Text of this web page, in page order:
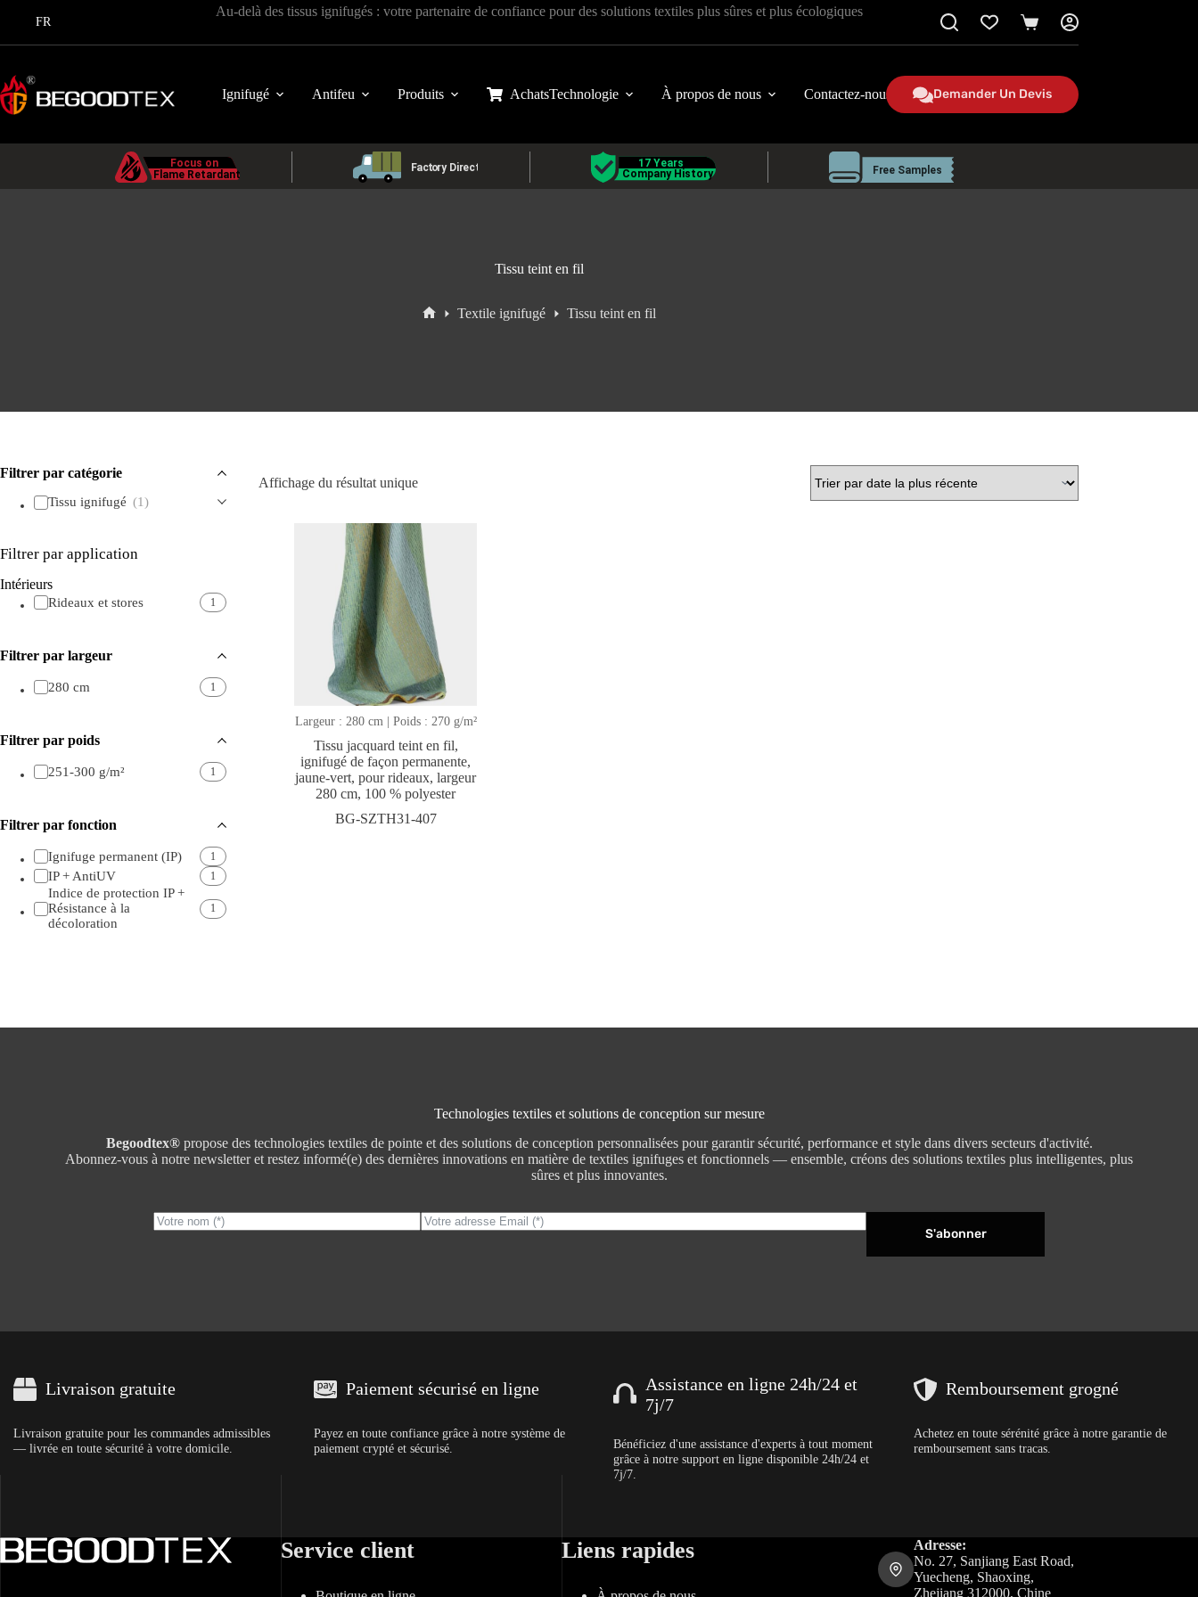
FR
Au-delà des tissus ignifugés : votre partenaire de confiance pour des solutions textiles plus sûres et plus écologiques
Panier
Ignifugé Antifeu Produits AchatsTechnologie À propos de nous Contactez-nous Demander Un Devis
Tissu teint en fil
Textile ignifugé Tissu teint en fil
Affichage du résultat unique
Largeur : 280 cm | Poids : 270 g/m²
Tissu jacquard teint en fil,
ignifugé de façon permanente,
jaune-vert, pour rideaux, largeur
280 cm, 100 % polyester
BG-SZTH31-407
Filtrer par catégorie
Tissu ignifugé (1)
Filtrer par application
Intérieurs
Rideaux et stores 1
Filtrer par largeur
280 cm 1
Filtrer par poids
251-300 g/m² 1
Filtrer par fonction
Ignifuge permanent (IP) 1
IP + AntiUV 1
Indice de protection IP +
Résistance à la
décoloration
1
Technologies textiles et solutions de conception sur mesure
Begoodtex®propose des technologies textiles de pointe et des solutions de conception personnalisées pour garantir sécurité, performance et style dans divers secteurs d'activité.
Abonnez-vous à notre newsletter et restez informé(e) des dernières innovations en matière de textiles ignifuges et fonctionnels — ensemble, créons des solutions textiles plus intelligentes, plus
sûres et plus innovantes.
S'abonner
Livraison gratuite
Livraison gratuite pour les commandes admissibles
— livrée en toute sécurité à votre domicile.
Paiement sécurisé en ligne
Payez en toute confiance grâce à notre système de
paiement crypté et sécurisé.
Assistance en ligne 24h/24 et
7j/7
Bénéficiez d'une assistance d'experts à tout moment
grâce à notre support en ligne disponible 24h/24 et
7j/7.
Remboursement grogné
Achetez en toute sérénité grâce à notre garantie de
remboursement sans tracas.
Service client Liens rapides
Adresse:
No. 27, Sanjiang East Road,
Yuecheng, Shaoxing,
Zhejiang 312000, Chine